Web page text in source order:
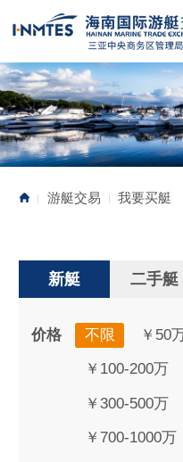
| 游艇交易 | 我要买艇
新艇 二手艇
价格 不限 ￥50
￥100-200万
￥300-500万
￥700-1000万